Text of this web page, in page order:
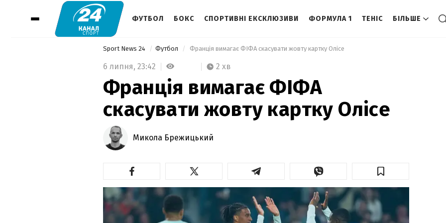
ФУТБОЛ БОКС СПОРТИВНІ ЕКСКЛЮЗИВИ ФОРМУЛА 1 ТЕНІС БІЛЬШЕ
Sport News 24 Футбол Франція вимагає ФІФА скасувати жовту картку Олісе
6 липня, 23:42 2 хв
Франція вимагає ФІФА
скасувати жовту картку Олісе
Микола Брежицький